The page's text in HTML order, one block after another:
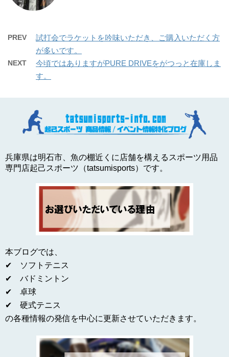
PREV
試打会でラケットを吟味いただき、ご購入いただく方
が多いです。
NEXT
今頃ではありますがPURE DRIVEをがつっと在庫しま
す。
兵庫県は明石市、魚の棚近くに店舗を構えるスポーツ用品
専門店起己スポーツ（tatsumisports）です。
本ブログでは、
✔ ソフトテニス
✔ バドミントン
✔ 卓球
✔ 硬式テニス
の各種情報の発信を中心に更新させていただきます。